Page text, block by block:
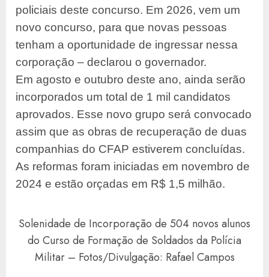
policiais deste concurso. Em 2026, vem um
novo concurso, para que novas pessoas
tenham a oportunidade de ingressar nessa
corporação – declarou o governador.
Em agosto e outubro deste ano, ainda serão
incorporados um total de 1 mil candidatos
aprovados. Esse novo grupo será convocado
assim que as obras de recuperação de duas
companhias do CFAP estiverem concluídas.
As reformas foram iniciadas em novembro de
2024 e estão orçadas em R$ 1,5 milhão.
Solenidade de Incorporação de 504 novos alunos
do Curso de Formação de Soldados da Polícia
Militar – Fotos/Divulgação: Rafael Campos